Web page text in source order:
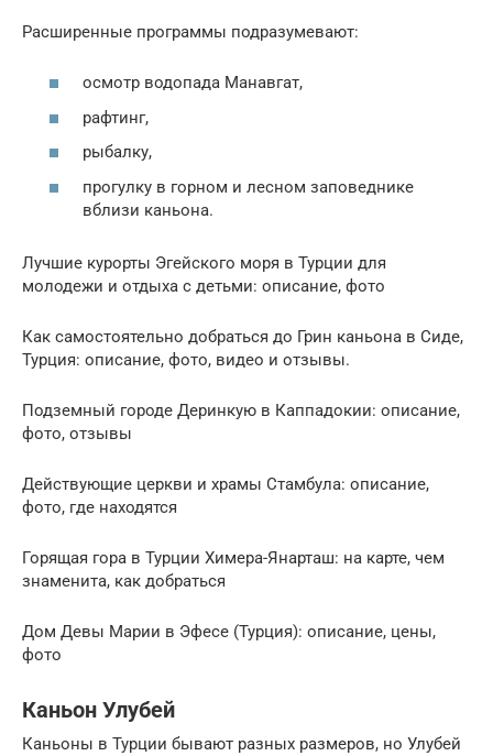
Расширенные программы подразумевают:
осмотр водопада Манавгат,
рафтинг,
рыбалку,
прогулку в горном и лесном заповеднике
вблизи каньона.
Лучшие курорты Эгейского моря в Турции для
молодежи и отдыха с детьми: описание, фото
Как самостоятельно добраться до Грин каньона в Сиде,
Турция: описание, фото, видео и отзывы.
Подземный городе Деринкую в Каппадокии: описание,
фото, отзывы
Действующие церкви и храмы Стамбула: описание,
фото, где находятся
Горящая гора в Турции Химера-Янарташ: на карте, чем
знаменита, как добраться
Дом Девы Марии в Эфесе (Турция): описание, цены,
фото
Каньон Улубей
Каньоны в Турции бывают разных размеров, но Улубей